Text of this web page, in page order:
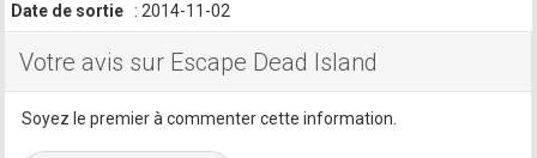
Date de sortie
: 2014-11-02
Votre avis sur Escape Dead Island
Soyez le premier à commenter cette information.